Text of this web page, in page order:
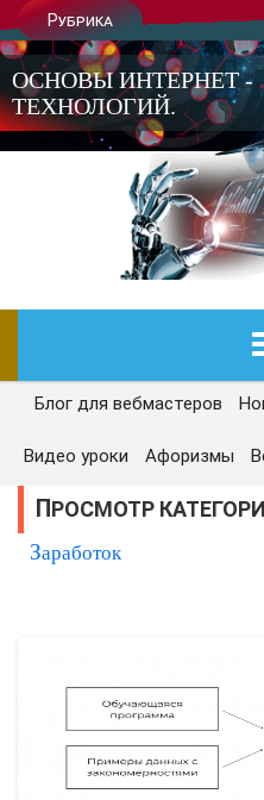
Рубрика
ОСНОВЫ ИНТЕРНЕТ -
ТЕХНОЛОГИЙ.
ГЛАВНАЯ
СЕГОДНЯ
ИНТЕРНЕТ И СВЯЗЬ
УЧЕБНИК CSS
Блог для вебмастеров
Видео уроки Афоризмы
ПРОСМОТР
Заработок